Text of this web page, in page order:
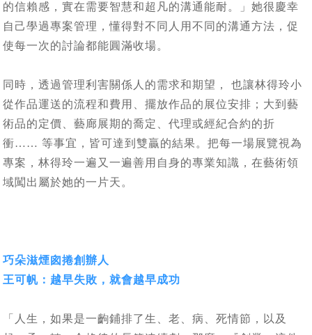
的信賴感，實在需要智慧和超凡的溝通能耐。」她很慶幸
自己學過專案管理，懂得對不同人用不同的溝通方法，促
使每一次的討論都能圓滿收場。
同時，透過管理利害關係人的需求和期望， 也讓林得玲小
從作品運送的流程和費用、擺放作品的展位安排；大到藝
術品的定價、藝廊展期的喬定、代理或經紀合約的折
衝…… 等事宜，皆可達到雙贏的結果。把每一場展覽視為
專案，林得玲一遍又一遍善用自身的專業知識，在藝術領
域闖出屬於她的一片天。
巧朵滋煙囪捲創辦人
王可帆：越早失敗，就會越早成功
「人生，如果是一齣鋪排了生、老、病、死情節，以及